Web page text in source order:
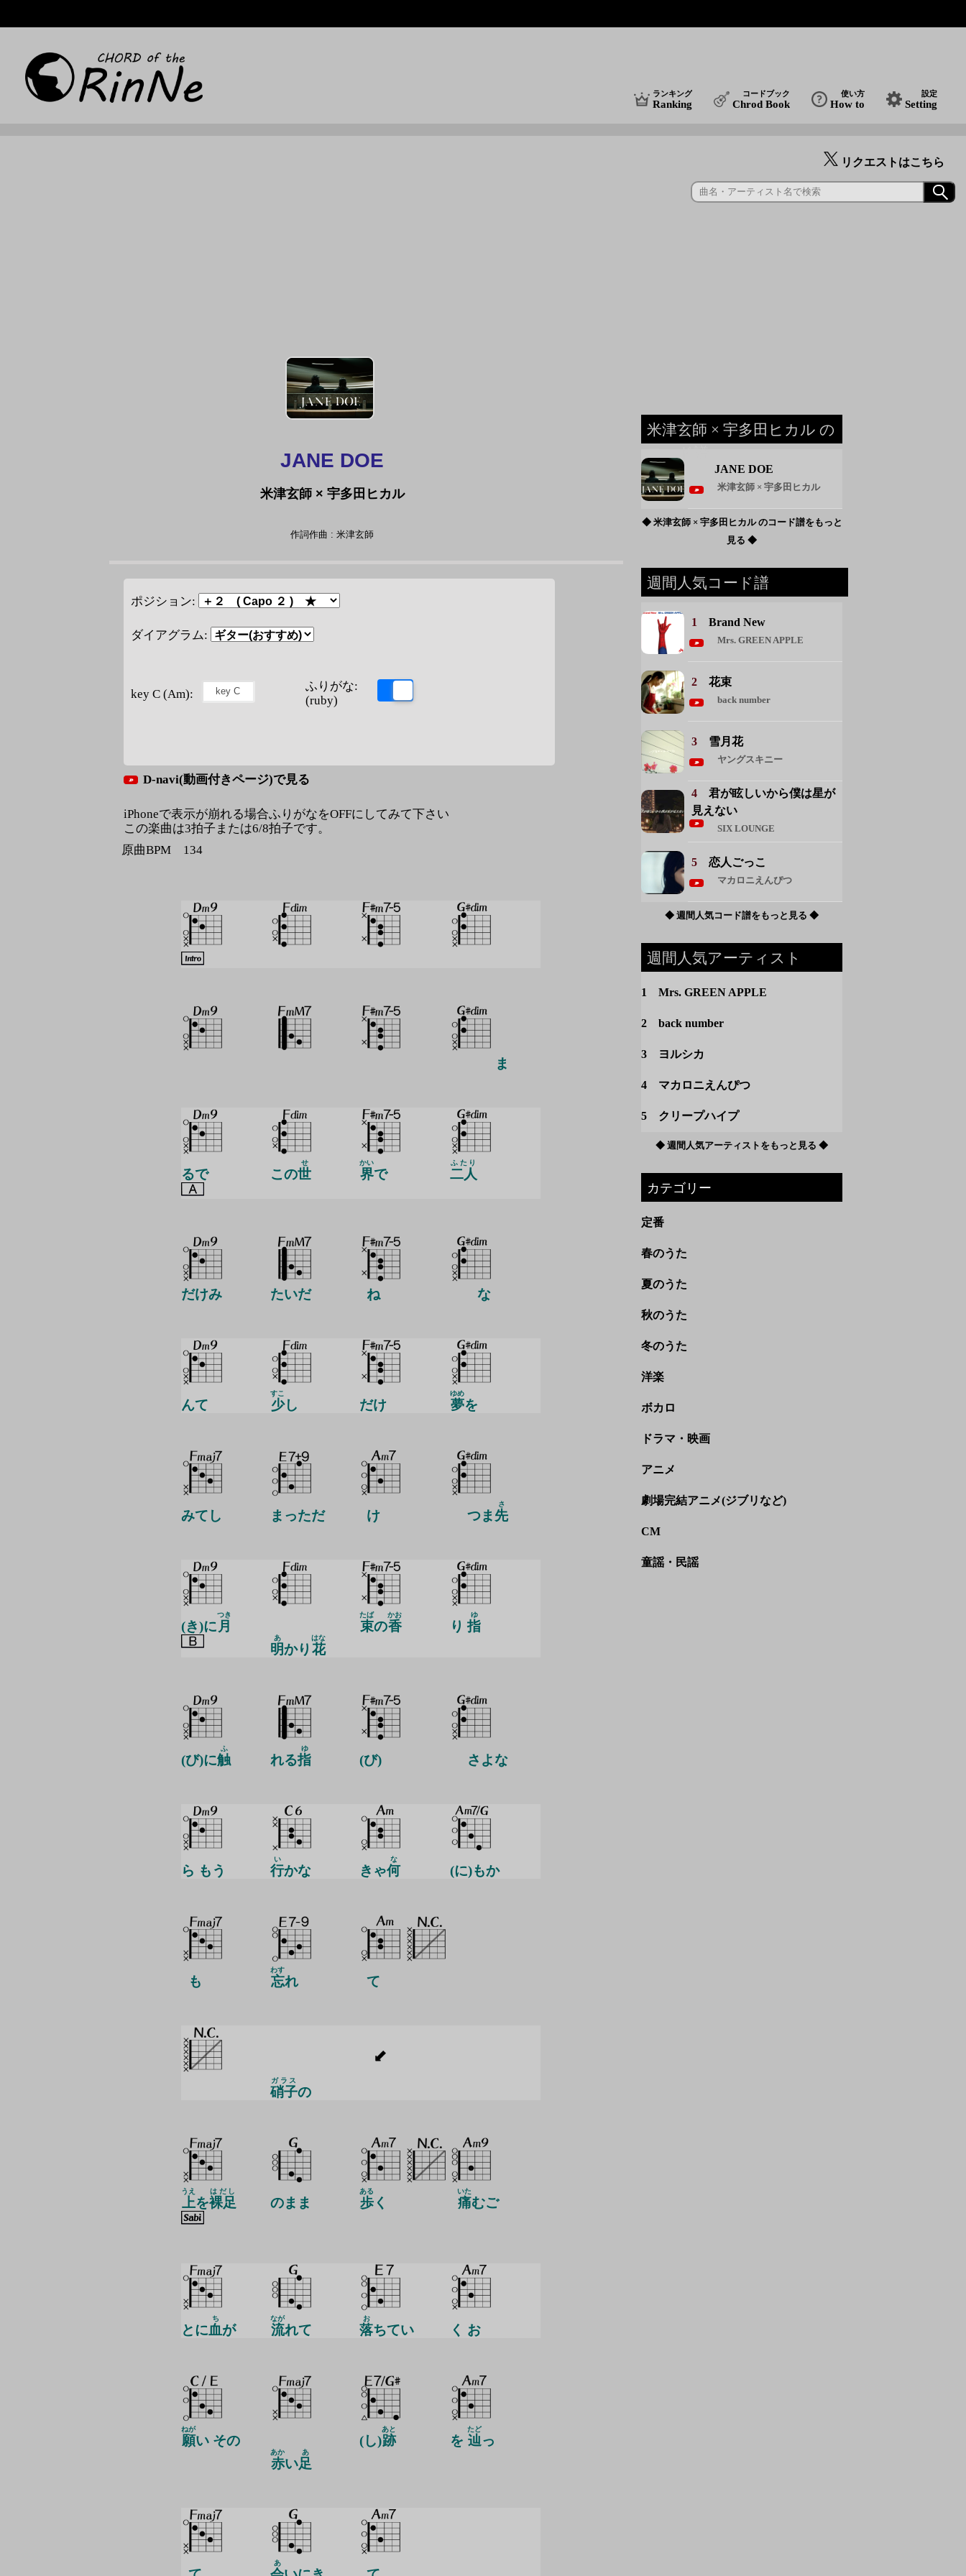
ランキング
Ranking
コードブック
Chrod Book
使い方
How to
設定
Setting
リクエストはこちら
JANE DOE
米津玄師 × 宇多田ヒカル
作詞作曲 : 米津玄師
ポジション:
ダイアグラム:
key C (Am):
ふりがな:
(ruby)
D-navi(動画付きページ)で見る
iPhoneで表示が崩れる場合ふりがなをOFFにしてみて下さい
この楽曲は3拍子または6/8拍子です。
原曲BPM 134
ま
るで この世
せ
界
かい
で 二人
ふたり
だけみ たいだ ね な
んて 少
すこ
し だけ 夢
ゆめ
を
みてし まっただ け つま 先
さ
(き)に 月
つき
明
あ
かり 花
はな
束
たば
の香
かお
り指
ゆ
(び)に触
ふ
れる指
ゆ
(び) さよな
ら もう 行
い
かな きゃ何
な
(に)もか
も 忘
わす
れ て
硝子
ガラス
の
上
うえ
を裸足
はだし
のまま 歩
ある
く 痛
いた
むご
とに血
ち
が 流
なが
れて 落
お
ちてい く お
願
ねが
い その
赤
あか
い足
あ
(し)跡
あと
を 辿
たど
っ
あ
米津玄師 × 宇多田ヒカル の
JANE DOE
米津玄師 × 宇多田ヒカル
◆ 米津玄師 × 宇多田ヒカル のコード譜をもっと
見る ◆
週間人気コード譜
1 Brand New
Mrs. GREEN APPLE
2 花束
back number
3 雪月花
ヤングスキニー
4 君が眩しいから僕は星が
見えない
SIX LOUNGE
5 恋人ごっこ
マカロニえんぴつ
◆ 週間人気コード譜をもっと見る ◆
週間人気アーティスト
1 Mrs. GREEN APPLE
2 back number
3 ヨルシカ
4 マカロニえんぴつ
5 クリープハイプ
◆ 週間人気アーティストをもっと見る ◆
カテゴリー
定番
春のうた
夏のうた
秋のうた
冬のうた
洋楽
ボカロ
ドラマ・映画
アニメ
劇場完結アニメ(ジブリなど)
CM
童謡・民謡